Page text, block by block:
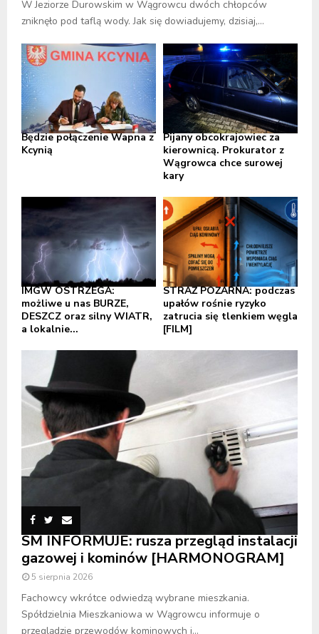
W Jeziorze Durowskim w Wągrowcu dwóch chłopców
zniknęło pod taflą wody. Jak się dowiadujemy, dzisiaj,...
Będzie połączenie Wapna z
Kcynią
Pijany obcokrajowiec za
kierownicą. Prokurator z
Wągrowca chce surowej
kary
IMGW OSTRZEGA:
możliwe u nas BURZE,
DESZCZ oraz silny WIATR,
a lokalnie...
STRAŻ POŻARNA: podczas
upałów rośnie ryzyko
zatrucia się tlenkiem węgla
[FILM]
SM INFORMUJE: rusza przegląd instalacji
gazowej i kominów [HARMONOGRAM]
5 sierpnia 2026
Fachowcy wkrótce odwiedzą wybrane mieszkania.
Spółdzielnia Mieszkaniowa w Wągrowcu informuje o
przeglądzie przewodów kominowych i...